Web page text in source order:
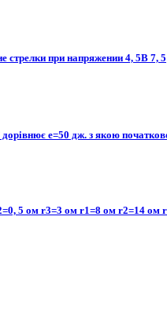
стрелки при напряжении 4, 5В 7, 5
дорівнює е=50 дж. з якою
5 ом r3=3 ом r1=8 ом r2=14